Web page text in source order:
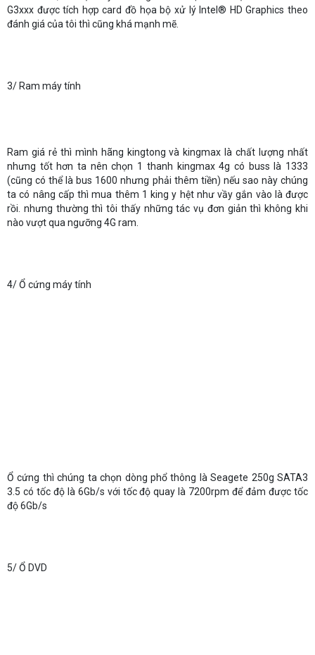
G3xxx được tích hợp card đồ họa bộ xử lý Intel® HD Graphics theo
đánh giá của tôi thì cũng khá mạnh mẽ.
3/ Ram máy tính
Ram giá rẻ thì mình hãng kingtong và kingmax là chất lượng nhất
nhưng tốt hơn ta nên chọn 1 thanh kingmax 4g có buss là 1333
(cũng có thể là bus 1600 nhưng phải thêm tiền) nếu sao này chúng
ta có nâng cấp thì mua thêm 1 king y hệt như vầy gắn vào là được
rồi. nhưng thường thì tôi thấy những tác vụ đơn giản thì không khi
nào vượt qua ngưỡng 4G ram.
4/ Ổ cứng máy tính
Ổ cứng thì chúng ta chọn dòng phổ thông là Seagete 250g SATA3
3.5 có tốc độ là 6Gb/s với tốc độ quay là 7200rpm để đảm được tốc
độ 6Gb/s
5/ Ổ DVD